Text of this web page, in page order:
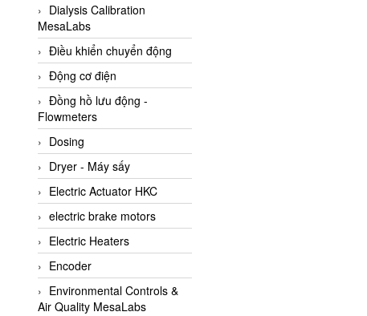
ANDERSON-NEGELE
ANDILOG Technologies
Vietnam
Anritsu
ANTEC S.A
Antico pumps
Anybus/ HMS
AOBEN
Apex Dynamics Vietnam
Apex Dynamics Vietnam
Apiste
APLISENS VietNam
Apollo Fire
Dialysis Calibration
MesaLabs
Điều khiển chuyển động
Động cơ điện
Đồng hồ lưu động -
Flowmeters
Dosing
Dryer - Máy sấy
Electric Actuator HKC
electric brake motors
Electric Heaters
Encoder
Environmental Controls &
Air Quality MesaLabs